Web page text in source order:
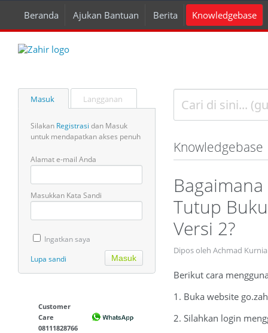
Beranda Ajukan Bantuan Berita Knowledgebase
Masuk Langganan
Silakan Registrasi dan Masuk
untuk mendapatkan akses penuh
Alamat e-mail Anda
Masukkan Kata Sandi
Ingatkan saya
Lupa sandi
Customer
Care
08111828766
Knowledgebase
Tutup
Versi 2?
Dipos oleh Achmad
Berikut cara
1. Buka website
2. Silahkan login